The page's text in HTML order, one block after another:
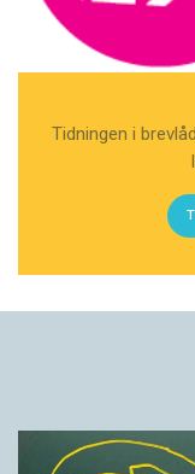
Tidningen i